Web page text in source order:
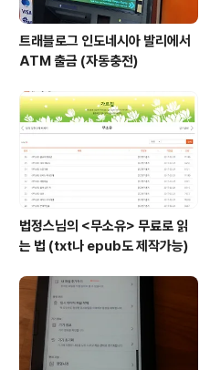
트래블로그 인도네시아 발리에서
ATM 출금 (자동충전)
법정스님의 <무소유> 무료로 읽
는 법 (txt나 epub도 제작가능)